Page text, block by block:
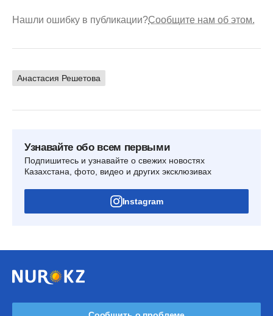
Нашли ошибку в публикации?Сообщите нам об этом.
Анастасия Решетова
Узнавайте обо всем первыми
Подпишитесь и узнавайте о свежих новостях
Казахстана, фото, видео и других эксклюзивах
Instagram